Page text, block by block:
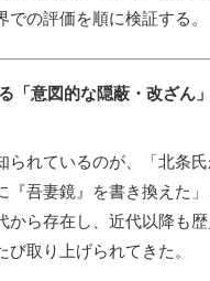
での評価を順に検証する。
「意図的な隠蔽・改ざん
られているのが、「北条
『吾妻鏡』を書き換えた
から存在し、近代以降も
び取り上げられてきた。